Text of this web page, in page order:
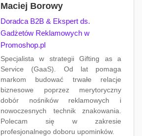
Maciej Borowy
Doradca B2B & Ekspert ds.
Gadżetów Reklamowych w
Promoshop.pl
Specjalista w strategii Gifting as a
Service (GaaS). Od lat pomaga
markom budować trwałe relacje
biznesowe poprzez merytoryczny
dobór nośników reklamowych i
nowoczesnych technik znakowania.
Polecam się w zakresie
profesjonalnego doboru upominków.